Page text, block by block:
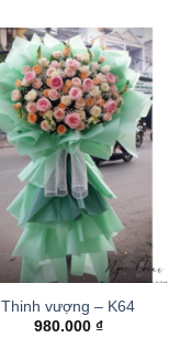
Thinh vượng – K64
980.000 ₫